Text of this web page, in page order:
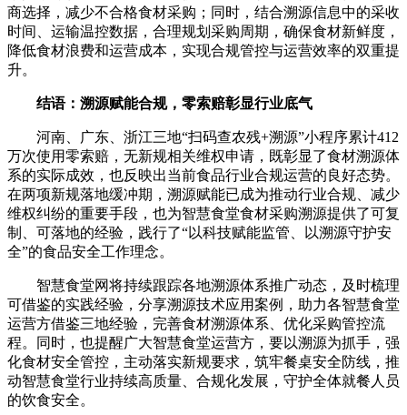
商选择，减少不合格食材采购；同时，结合溯源信息中的采收
时间、运输温控数据，合理规划采购周期，确保食材新鲜度，
降低食材浪费和运营成本，实现合规管控与运营效率的双重提
升。
结语：溯源赋能合规，零索赔彰显行业底气
河南、广东、浙江三地“扫码查农残+溯源”小程序累计412
万次使用零索赔，无新规相关维权申请，既彰显了食材溯源体
系的实际成效，也反映出当前食品行业合规运营的良好态势。
在两项新规落地缓冲期，溯源赋能已成为推动行业合规、减少
维权纠纷的重要手段，也为智慧食堂食材采购溯源提供了可复
制、可落地的经验，践行了“以科技赋能监管、以溯源守护安
全”的食品安全工作理念。
智慧食堂网将持续跟踪各地溯源体系推广动态，及时梳理
可借鉴的实践经验，分享溯源技术应用案例，助力各智慧食堂
运营方借鉴三地经验，完善食材溯源体系、优化采购管控流
程。同时，也提醒广大智慧食堂运营方，要以溯源为抓手，强
化食材安全管控，主动落实新规要求，筑牢餐桌安全防线，推
动智慧食堂行业持续高质量、合规化发展，守护全体就餐人员
的饮食安全。